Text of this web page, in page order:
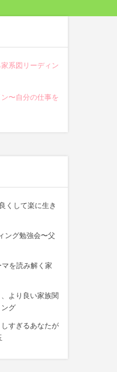
系図リーディン
〜自分の仕事を
くして楽に生き
ング勉強会〜父
を読み解く家
より良い家族関
グ
すぎるあなたが